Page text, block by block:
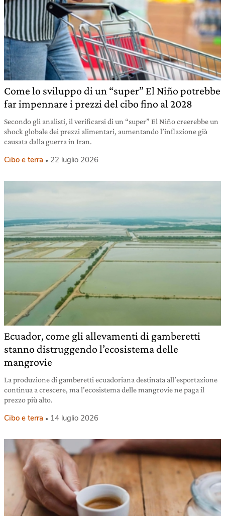
Come lo sviluppo di un “super” El Niño potrebbe
far impennare i prezzi del cibo fino al 2028
Secondo gli analisti, il verificarsi di un “super” El Niño creerebbe un
shock globale dei prezzi alimentari, aumentando l’inflazione già
causata dalla guerra in Iran.
Cibo e terra 22 luglio 2026
Ecuador, come gli allevamenti di gamberetti
stanno distruggendo l’ecosistema delle
mangrovie
La produzione di gamberetti ecuadoriana destinata all’esportazione
continua a crescere, ma l’ecosistema delle mangrovie ne paga il
prezzo più alto.
Cibo e terra 14 luglio 2026